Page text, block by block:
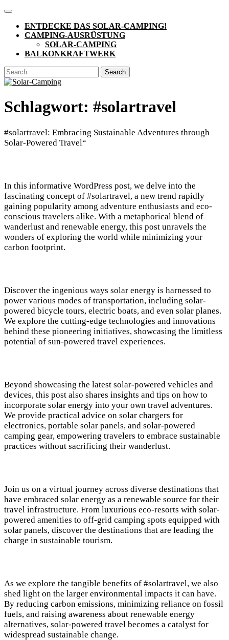
Skip
content
Open
ButtonENTDECKE DAS SOLAR-CAMPING!
CAMPING-AUSRÜSTUNG
SOLAR-CAMPING
BALKONKRAFTWERK
CLOSE
BUTTON
Search
for:
Schlagwort: #solartravel
#solartravel: Embracing Sustainable Adventures through
Solar-Powered Travel“
In this informative WordPress post, we delve into the
fascinating concept of #solartravel, a new trend rapidly
gaining popularity among adventure enthusiasts and eco-
conscious travelers alike. With a metaphorical blend of
wanderlust and renewable energy, this post unravels the
wonders of exploring the world while minimizing your
carbon footprint.
Discover the ingenious ways solar energy is harnessed to
power various modes of transportation, including solar-
powered bicycle tours, electric boats, and even solar planes.
We explore the cutting-edge technologies and innovations
behind these pioneering initiatives, showcasing the limitless
potential of sun-powered travel experiences.
Beyond showcasing the latest solar-powered vehicles and
devices, this post also shares insights and tips on how to
incorporate solar energy into your own travel adventures.
We provide practical advice on solar chargers for
electronics, portable solar panels, and solar-powered
camping gear, empowering travelers to embrace sustainable
practices without sacrificing their wanderlust.
Join us on a virtual journey across diverse destinations that
have embraced solar energy as a renewable source for their
travel infrastructure. From luxurious eco-resorts with solar-
powered amenities to off-grid camping spots equipped with
solar panels, discover the destinations that are leading the
charge in sustainable tourism.
As we explore the tangible benefits of #solartravel, we also
shed light on the larger environmental impacts it can have.
By reducing carbon emissions, minimizing reliance on fossil
fuels, and raising awareness about renewable energy
alternatives, solar-powered travel becomes a catalyst for
widespread sustainable change.